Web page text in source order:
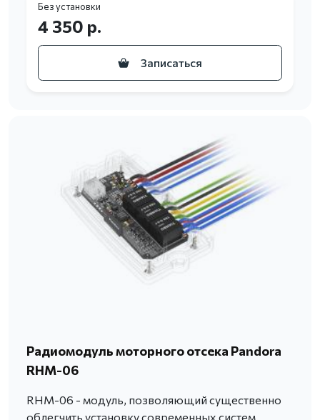
Без установки
4 350 р.
Записаться
Радиомодуль моторного отсека Pandora
RHM-06
RHM-06 - модуль, позволяющий существенно
облегчить установку современных систем